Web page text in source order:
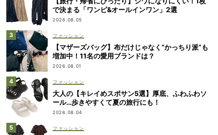
で決まる「ワンピ&オールインワン」2選
2026.08.05
ファッション
【マザーズバッグ】布だけじゃなく“かっちり派”も
増加中！11名の愛用ブランドは？
2026.08.01
ファッション
大人の【キレイめスポサン5選】厚底、ふわふわソ
ール…歩きやすくて夏の旅行にも！
2026.08.04
ファッション